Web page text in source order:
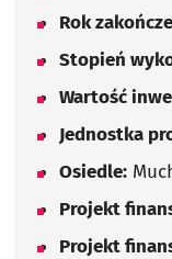
Rok
Stopień
Wartość
Jednostka
Osiedle:
Projekt
Projekt